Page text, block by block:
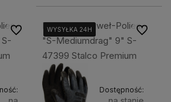
Do ulubionychRękawice Baweł-Polies.
"S-Mediumdrag" 9" S-
47399 Stalco Premium
WYSYŁKA 24H
WYSYŁKA 24H
WYSYŁKA 24H
Dostępność:
Do